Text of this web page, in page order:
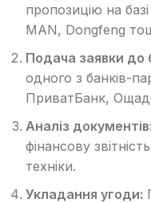
пропозицію на
MAN, Dongfeng
Подача заявки до
одного з банків-
ПриватБанк,
Аналіз документів:
фінансову
техніки.
Укладання угоди: